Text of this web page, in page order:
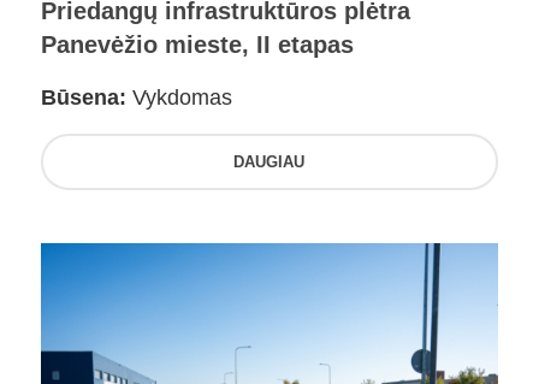
Priedangų infrastruktūros plėtra
Panevėžio mieste, II etapas
Būsena: Vykdomas
DAUGIAU